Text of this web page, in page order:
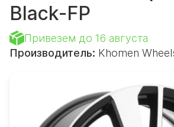
Black-FP
Привезем до 16 августа
Производитель: Khomen